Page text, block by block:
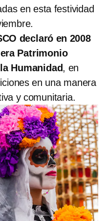
en esta festividad
declaró en 2008
Patrimonio
Humanidad, en
en una manera
y comunitaria.